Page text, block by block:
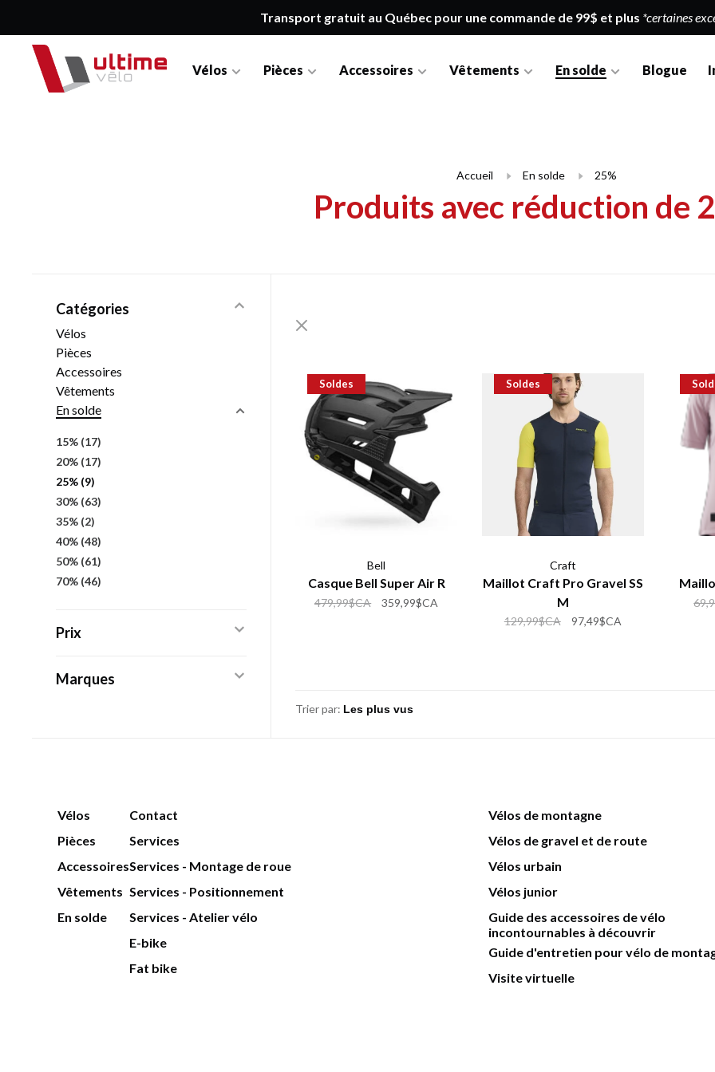
Transport gratuit au Québec pour une commande de 99$ et plus *certaines
Vélos Pièces Accessoires Vêtements En solde Blogue
Accueil En solde 25%
Produits avec réduction de
Catégories
Vélos
Pièces
Accessoires
Vêtements
En solde
15% (17)
20% (17)
25% (9)
30% (63)
35% (2)
40% (48)
50% (61)
70% (46)
Prix
Marques
Soldes
Bell
Casque Bell Super Air R
479,99$CA 359,99$CA
Soldes
Craft
Maillot Craft Pro Gravel SS
M
129,99$CA 97,49$CA
Trier par:
Vélos
Pièces
Accessoires
Vêtements
En solde
Contact
Services
Services - Montage de roue
Services - Positionnement
Services - Atelier vélo
E-bike
Fat bike
Vélos de montagne
Vélos de gravel et de route
Vélos urbain
Vélos junior
Guide des accessoires de vélo
incontournables à découvrir
Guide d'entretien pour vélo de
Visite virtuelle